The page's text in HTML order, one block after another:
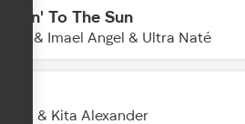
Movin' To The Sun
Hugel & Imael Angel & Ultra Naté
CYRIL & Kita Alexander